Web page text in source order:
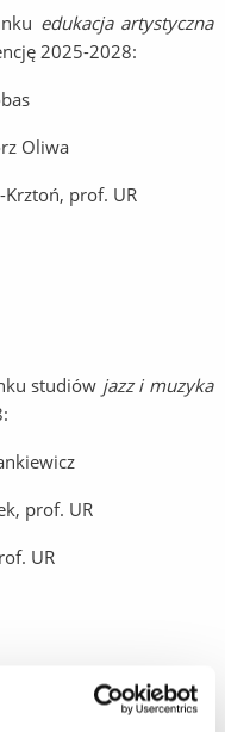
edukacja artystyczna
2025-2028:
Oliwa
Krztoń, prof. UR
studiów jazz i muzyka
prof. UR
UR